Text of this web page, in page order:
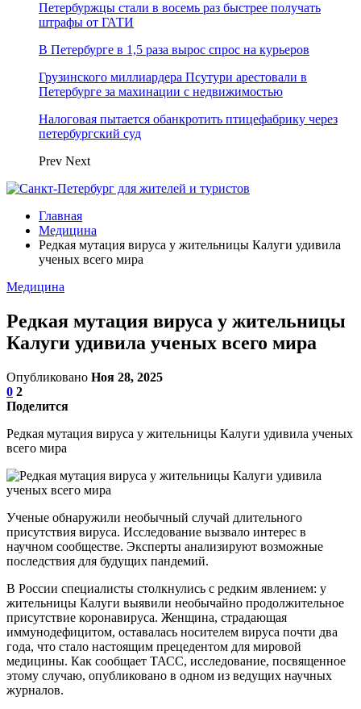
Петербуржцы стали в восемь раз быстрее получать
штрафы от ГАТИ
В Петербурге в 1,5 раза вырос спрос на курьеров
Грузинского миллиардера Псутури арестовали в
Петербурге за махинации с недвижимостью
Налоговая пытается обанкротить птицефабрику через
петербургский суд
Prev Next
Главная
Медицина
Редкая мутация вируса у жительницы Калуги удивила
ученых всего мира
Медицина
Редкая мутация вируса у жительницы
Калуги удивила ученых всего мира
Опубликовано Ноя 28, 2025
0 2
Поделится
Редкая мутация вируса у жительницы Калуги удивила ученых
всего мира
Ученые обнаружили необычный случай длительного
присутствия вируса. Исследование вызвало интерес в
научном сообществе. Эксперты анализируют возможные
последствия для будущих пандемий.
В России специалисты столкнулись с редким явлением: у
жительницы Калуги выявили необычайно продолжительное
присутствие коронавируса. Женщина, страдающая
иммунодефицитом, оставалась носителем вируса почти два
года, что стало настоящим прецедентом для мировой
медицины. Как сообщает ТАСС, исследование, посвященное
этому случаю, опубликовано в одном из ведущих научных
журналов.